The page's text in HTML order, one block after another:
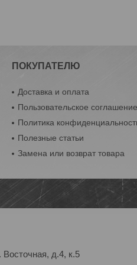
ПОКУПАТЕЛЮ
Доставка и оплата
Пользовательское
Политика
Полезные статьи
Замена или возврат товара
д.4, к.5